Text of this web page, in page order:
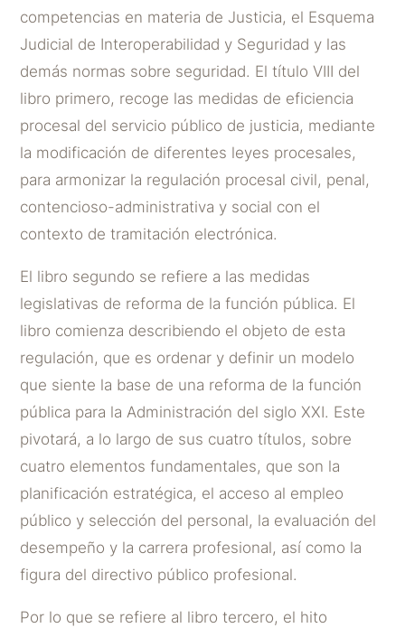
competencias en materia de Justicia, el Esquema
Judicial de Interoperabilidad y Seguridad y las
demás normas sobre seguridad. El título VIII del
libro primero, recoge las medidas de eficiencia
procesal del servicio público de justicia, mediante
la modificación de diferentes leyes procesales,
para armonizar la regulación procesal civil, penal,
contencioso-administrativa y social con el
contexto de tramitación electrónica.
El libro segundo se refiere a las medidas
legislativas de reforma de la función pública. El
libro comienza describiendo el objeto de esta
regulación, que es ordenar y definir un modelo
que siente la base de una reforma de la función
pública para la Administración del siglo XXI. Este
pivotará, a lo largo de sus cuatro títulos, sobre
cuatro elementos fundamentales, que son la
planificación estratégica, el acceso al empleo
público y selección del personal, la evaluación del
desempeño y la carrera profesional, así como la
figura del directivo público profesional.
Por lo que se refiere al libro tercero, el hito